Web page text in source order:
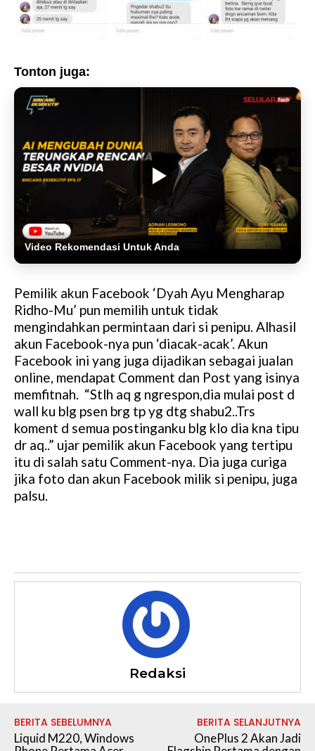
Tonton juga:
Video Rekomendasi Untuk Anda
Pemilik akun Facebook ‘Dyah Ayu Mengharap
Ridho-Mu’ pun memilih untuk tidak
mengindahkan permintaan dari si penipu. Alhasil
akun Facebook-nya pun ‘diacak-acak’. Akun
Facebook ini yang juga dijadikan sebagai jualan
online, mendapat Comment dan Post yang isinya
memfitnah. “Stlh aq g ngrespon,dia mulai post d
wall ku blg psen brg tp yg dtg shabu2..Trs
koment d semua postinganku blg klo dia kna tipu
dr aq..” ujar pemilik akun Facebook yang tertipu
itu di salah satu Comment-nya. Dia juga curiga
jika foto dan akun Facebook milik si penipu, juga
palsu.
Redaksi
BERITA SEBELUMNYA
Liquid M220, Windows
BERITA SELANJUTNYA
OnePlus 2 Akan Jadi